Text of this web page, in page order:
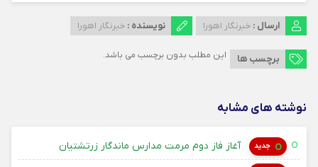
ارسال : خبرنگار اهورا نویسنده : خبرنگار اهورا
برچسب ها این مطلب بدون برچسب می باشد.
نوشته های مشابه
جدید آغاز فاز دوم مرمت مدارس ماندگار زرتشتیان